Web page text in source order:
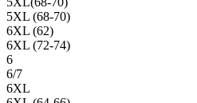
5XL (68-70)
6XL (62)
6XL (72-74)
6
6/7
6XL